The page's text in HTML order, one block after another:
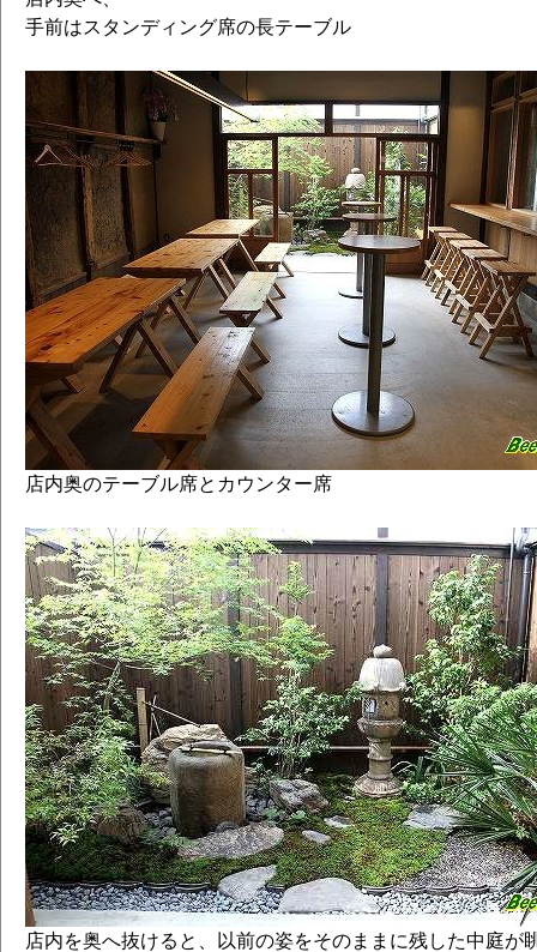
手前はスタンディング席の長テーブル
店内奥のテーブル席とカウンター席
店内を奥へ抜けると、以前の姿をそのままに残した中庭が